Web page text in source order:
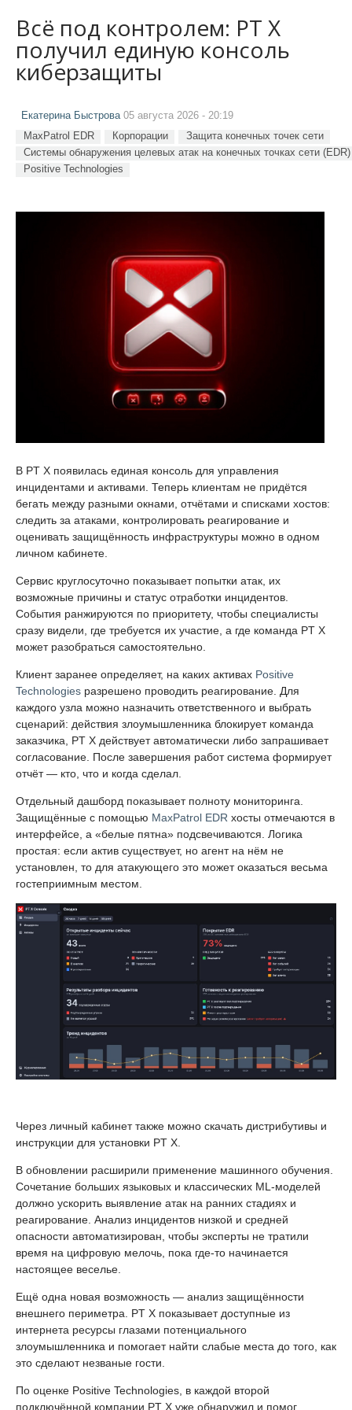
Всё под контролем: PT X
получил единую консоль
киберзащиты
Екатерина Быстрова 05 августа 2026 - 20:19
MaxPatrol EDR Корпорации
Защита конечных точек сети
Системы обнаружения целевых атак на конечных точках сети (EDR)
Positive Technologies
В PT X появилась единая консоль для управления
инцидентами и активами. Теперь клиентам не придётся
бегать между разными окнами, отчётами и списками хостов:
следить за атаками, контролировать реагирование и
оценивать защищённость инфраструктуры можно в одном
личном кабинете.
Сервис круглосуточно показывает попытки атак, их
возможные причины и статус отработки инцидентов.
События ранжируются по приоритету, чтобы специалисты
сразу видели, где требуется их участие, а где команда PT X
может разобраться самостоятельно.
Клиент заранее определяет, на каких активах Positive
Technologies разрешено проводить реагирование. Для
каждого узла можно назначить ответственного и выбрать
сценарий: действия злоумышленника блокирует команда
заказчика, PT X действует автоматически либо запрашивает
согласование. После завершения работ система формирует
отчёт — кто, что и когда сделал.
Отдельный дашборд показывает полноту мониторинга.
Защищённые с помощью MaxPatrol EDR хосты отмечаются в
интерфейсе, а «белые пятна» подсвечиваются. Логика
простая: если актив существует, но агент на нём не
установлен, то для атакующего это может оказаться весьма
гостеприимным местом.
Через личный кабинет также можно скачать дистрибутивы и
инструкции для установки PT X.
В обновлении расширили применение машинного обучения.
Сочетание больших языковых и классических ML-моделей
должно ускорить выявление атак на ранних стадиях и
реагирование. Анализ инцидентов низкой и средней
опасности автоматизирован, чтобы эксперты не тратили
время на цифровую мелочь, пока где-то начинается
настоящее веселье.
Ещё одна новая возможность — анализ защищённости
внешнего периметра. PT X показывает доступные из
интернета ресурсы глазами потенциального
злоумышленника и помогает найти слабые места до того, как
это сделают незваные гости.
По оценке Positive Technologies, в каждой второй
подключённой компании PT X уже обнаружил и помог